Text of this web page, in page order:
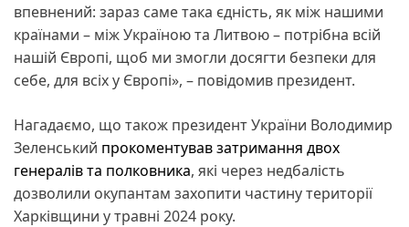
впевнений: зараз саме така єдність, як між нашими
країнами – між Україною та Литвою – потрібна всій
нашій Європі, щоб ми змогли досягти безпеки для
себе, для всіх у Європі», – повідомив президент.
Нагадаємо, що також президент України Володимир
Зеленський прокоментував затримання двох
генералів та полковника, які через недбалість
дозволили окупантам захопити частину території
Харківщини у травні 2024 року.